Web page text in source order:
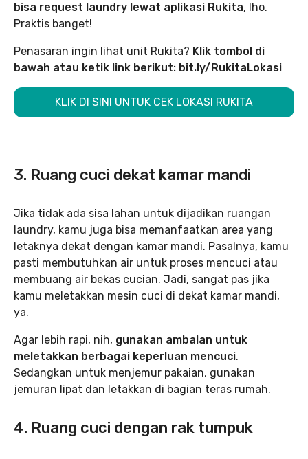
bisa request laundry lewat aplikasi Rukita, lho.
Praktis banget!
Penasaran ingin lihat unit Rukita? Klik tombol di
bawah atau ketik link berikut: bit.ly/RukitaLokasi
KLIK DI SINI UNTUK CEK LOKASI RUKITA
3. Ruang cuci dekat kamar mandi
Jika tidak ada sisa lahan untuk dijadikan ruangan
laundry, kamu juga bisa memanfaatkan area yang
letaknya dekat dengan kamar mandi. Pasalnya, kamu
pasti membutuhkan air untuk proses mencuci atau
membuang air bekas cucian. Jadi, sangat pas jika
kamu meletakkan mesin cuci di dekat kamar mandi,
ya.
Agar lebih rapi, nih, gunakan ambalan untuk
meletakkan berbagai keperluan mencuci.
Sedangkan untuk menjemur pakaian, gunakan
jemuran lipat dan letakkan di bagian teras rumah.
4. Ruang cuci dengan rak tumpuk